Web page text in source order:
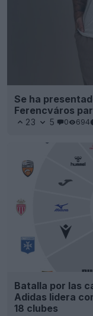
Se ha
Ferencváros
23 5 0 694
Batalla por las
Adidas lidera
18 clubes